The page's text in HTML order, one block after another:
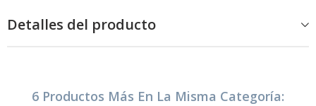
Detalles del producto
6 Productos Más En La Misma Categoría: